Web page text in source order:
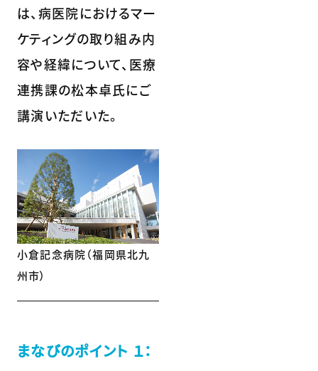
は、病医院におけるマー
ケティングの取り組み内
容や経緯について、医療
連携課の松本卓氏にご
講演いただいた。
小倉記念病院（福岡県北九
州市）
まなびのポイント １：